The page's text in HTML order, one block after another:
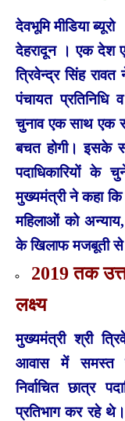
देवभूमि मीडिया ब्यूरो
देहरादून । एक देश
त्रिवेन्द्र सिंह
पंचायत
चुनाव एक साथ एक
बचत होगी। इसके
पदाधिकारियों के
मुख्यमंत्री ने कहा
महिलाओं को
के खिलाफ मजबूती से
2019 तक
लक्ष्य
मुख्यमंत्री श्री
आवास में समस्त
निर्वाचित छात्र
प्रतिभाग कर रहे थे।